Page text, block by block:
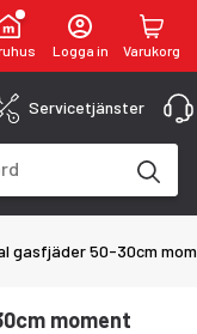
Logga in Varukorg
Servicetjänster
gasfjäder 50-30cm
moment